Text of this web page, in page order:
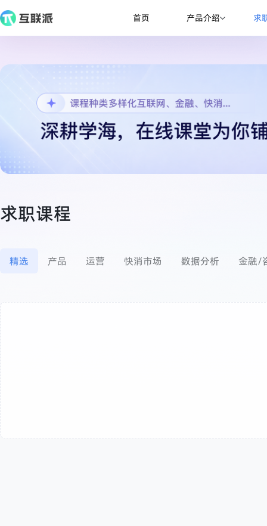
首页 产品介绍 求
求职课程
精选 产品 运营 快消市场 数据分析 金融/